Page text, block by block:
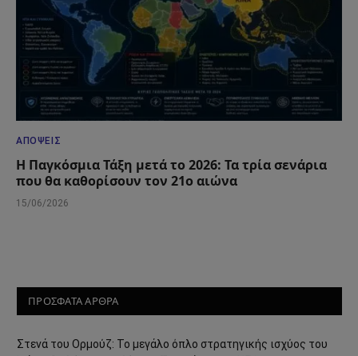
ΑΠΌΨΕΙΣ
Η Παγκόσμια Τάξη μετά το 2026: Τα τρία σενάρια
που θα καθορίσουν τον 21ο αιώνα
15/06/2026
ΠΡΟΣΦΑΤΑ ΑΡΘΡΑ
Στενά του Ορμούζ: Το μεγάλο όπλο στρατηγικής ισχύος του